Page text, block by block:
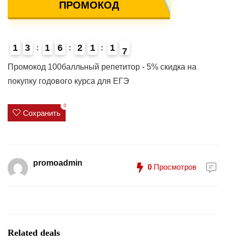
ПРОМОКОД
1
4
3 1 6 2 1 1
6
Промокод 100балльный репетитор - 5% скидка на
покупку годового курса для ЕГЭ
Сохранить
0
promoadmin 0 Просмотров
Related deals